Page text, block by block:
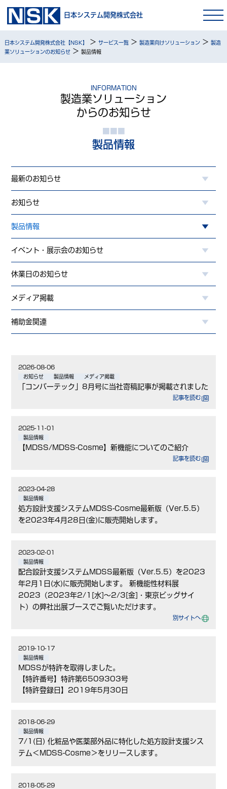
日本システム開発株式会社
日本システム開発株式会社【NSK】 > サービス一覧> 製造業向けソリューション> 製造
業ソリューションのお知らせ> 製品情報
INFORMATION
製造業ソリューション
からのお知らせ
製品情報
最新のお知らせ
お知らせ
製品情報
イベント・展示会のお知らせ
休業日のお知らせ
メディア掲載
補助金関連
2026-08-06
お知らせ 製品情報 メディア掲載
「コンバーテック」8月号に当社寄稿記事が掲載されました
記事を読む
2025-11-01
製品情報
【MDSS/MDSS-Cosme】新機能についてのご紹介
記事を読む
2023-04-28
製品情報
処方設計支援システムMDSS-Cosme最新版（Ver.5.5）
を2023年4月28日(金)に販売開始します。
2023-02-01
製品情報
配合設計支援システムMDSS最新版（Ver.5.5）を2023
年2月1日(水)に販売開始します。 新機能性材料展
2023（2023年2/1[水]～2/3[金]・東京ビッグサイ
ト）の弊社出展ブースでご覧いただけます。
別サイトへ
2019-10-17
製品情報
MDSSが特許を取得しました。
【特許番号】特許第6509303号
【特許登録日】2019年5月30日
2018-06-29
製品情報
7/1(日) 化粧品や医薬部外品に特化した処方設計支援シス
テム＜MDSS-Cosme＞をリリースします。
2018-05-29